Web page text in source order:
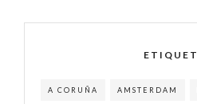
A CORUÑA AMSTERDAM